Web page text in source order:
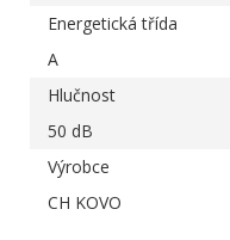
Energetická třída
A
Hlučnost
50 dB
Výrobce
CH KOVO